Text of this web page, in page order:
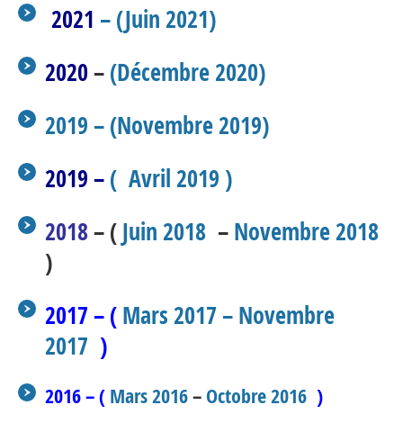
2021 – (Juin 2021)
2020 –(Décembre 2020)
2019 –(Novembre 2019)
2019 –( Avril 2019 )
2018 – (Juin 2018 –Novembre 2018
)
2017 – (Mars 2017 –Novembre
2017 )
2016 – ( Mars 2016– Octobre 2016 )